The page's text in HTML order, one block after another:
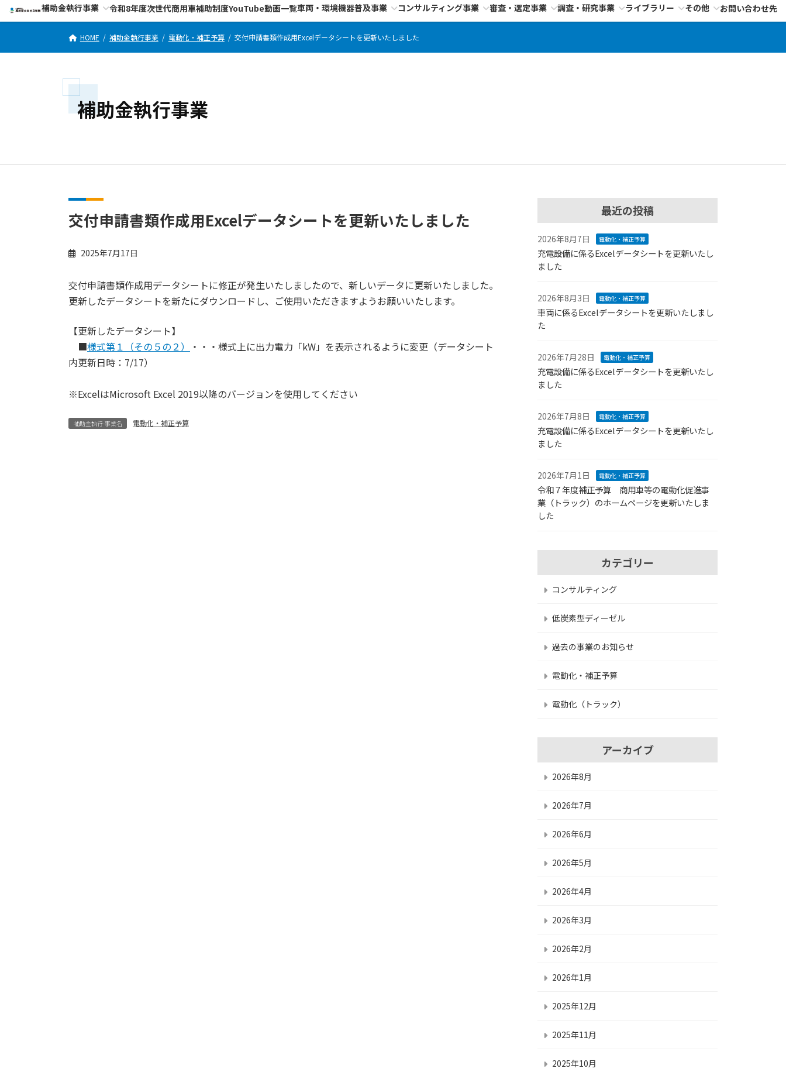
ン
ビ
補助金執行事業 令和8年度次世代商用車補助制度YouTube動画一覧車両・環境機器普及事業 コンサルティング事業 審査・選定事業 調査・研究事業 ライブラリー その他 お問い合わせ先
HOME 補助金執行事業 電動化・補正予算 交付申請書類作成用Excelデータシートを更新いたしました
補助金執行事業
交付申請書類作成用Excelデータシートを更新いたしました
2025年7月17日
交付申請書類作成用データシートに修正が発生いたしましたので、新しいデータに更新いたしました。
更新したデータシートを新たにダウンロードし、ご使用いただきますようお願いいたします。
【更新したデータシート】
■様式第１（その５の２）
・・・様式上に出力電力「kW」を表示されるように変更（データシート
内更新日時：7/17）
※ExcelはMicrosoft Excel 2019以降のバージョンを使用してください
補助金執行-事業名 電動化・補正予算
最近の投稿
2026年8月7日 電動化・補正予算
充電設備に係るExcelデータシートを更新いたし
ました
2026年8月3日 電動化・補正予算
車両に係るExcelデータシートを更新いたしまし
た
2026年7月28日 電動化・補正予算
充電設備に係るExcelデータシートを更新いたし
ました
2026年7月8日 電動化・補正予算
充電設備に係るExcelデータシートを更新いたし
ました
2026年7月1日 電動化・補正予算
令和７年度補正予算 商用車等の電動化促進事
業（トラック）のホームページを更新いたしま
した
カテゴリー
コンサルティング
低炭素型ディーゼル
過去の事業のお知らせ
電動化・補正予算
電動化（トラック）
アーカイブ
2026年8月
2026年7月
2026年6月
2026年5月
2026年4月
2026年3月
2026年2月
2026年1月
2025年12月
2025年11月
2025年10月